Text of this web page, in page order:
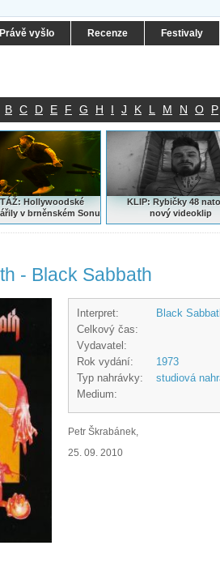
Právě vyšlo Recenze Festivaly
B C D E F G H I J K L M N O P
Hollywoodské
v brněnském Sonu
KLIP: Rybičky 48
nový videoklip
- Black Sabbath
Interpret:
Black
Celkový čas:
Vydavatel:
Rok vydání:
1973
Typ nahrávky:
studiová
Medium:
Petr Škrabánek,
25. 09. 2010